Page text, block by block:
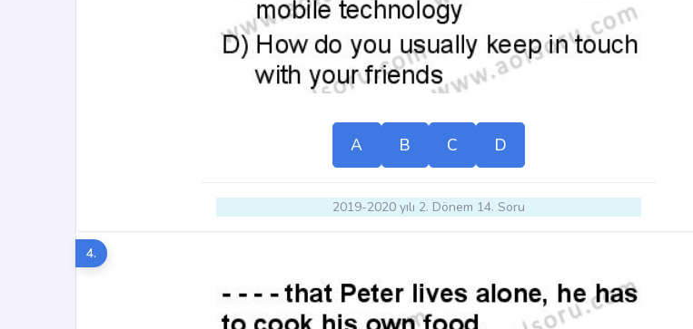
A B C D
2019-2020 yılı 2. Dönem 14. Soru
4.